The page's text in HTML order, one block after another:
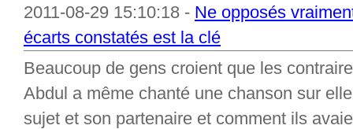
2011-08-29 15:10:18 - Ne opposés
écarts constatés est la clé
Beaucoup de gens croient que les
Abdul a même chanté une chanson sur
sujet et son partenaire et comment ils